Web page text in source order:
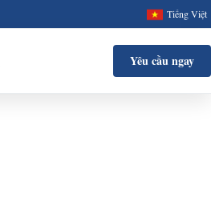
Tiếng Việt
Yêu cầu ngay